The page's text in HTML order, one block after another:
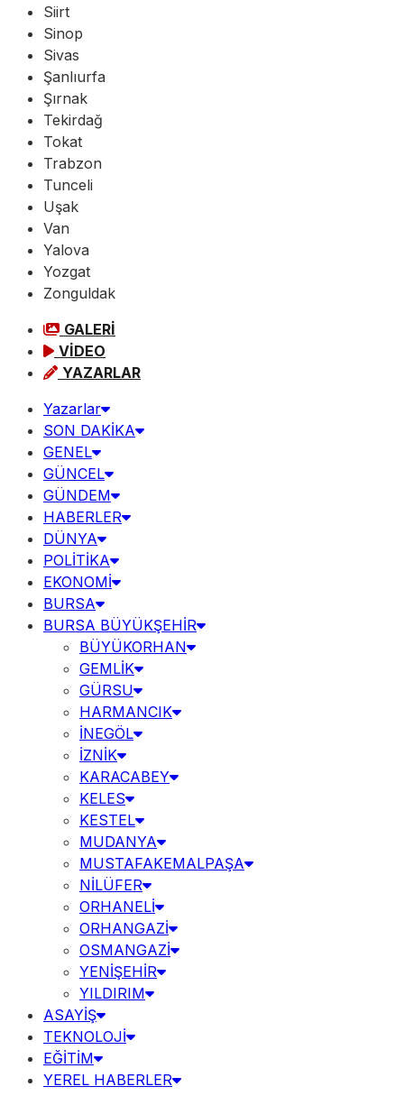
Siirt
Sinop
Sivas
Şanlıurfa
Şırnak
Tekirdağ
Tokat
Trabzon
Tunceli
Uşak
Van
Yalova
Yozgat
Zonguldak
GALERİ
VİDEO
YAZARLAR
Yazarlar
SON DAKİKA
GENEL
GÜNCEL
GÜNDEM
HABERLER
DÜNYA
POLİTİKA
EKONOMİ
BURSA
BURSA BÜYÜKŞEHİR
BÜYÜKORHAN
GEMLİK
GÜRSU
HARMANCIK
İNEGÖL
İZNİK
KARACABEY
KELES
KESTEL
MUDANYA
MUSTAFAKEMALPAŞA
NİLÜFER
ORHANELİ
ORHANGAZİ
OSMANGAZİ
YENİŞEHİR
YILDIRIM
ASAYİŞ
TEKNOLOJİ
EĞİTİM
YEREL HABERLER